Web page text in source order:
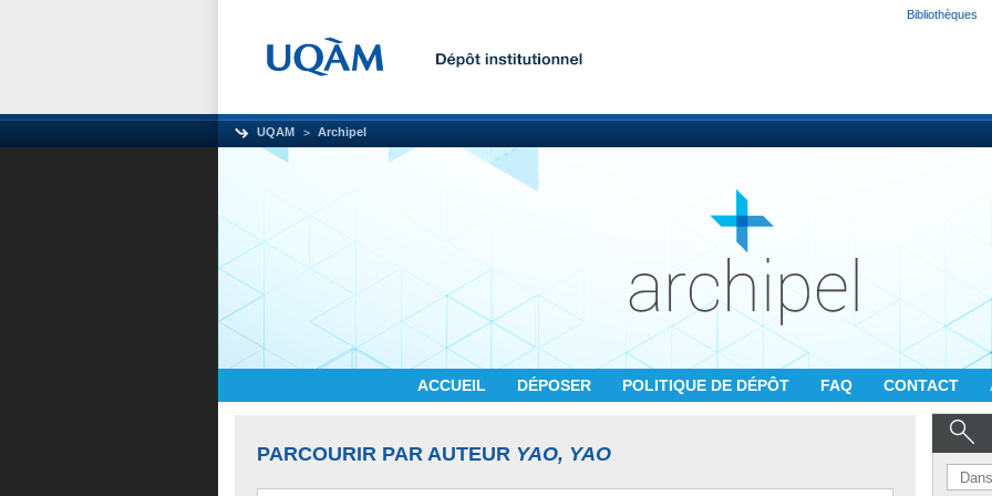
Bibliothèques
UQAM Archipel
ACCUEIL DÉPOSER POLITIQUE DE DÉPÔT FAQ CONTACT
PARCOURIR PAR AUTEUR YAO, YAO